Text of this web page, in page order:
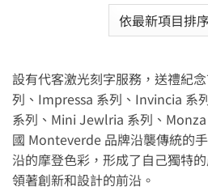
設有代客激光刻字服務，送禮紀
列、Impressa 系列、Invincia 系
系列、Mini Jewlria 系列、
國 Monteverde 品牌沿襲傳統的
沿的摩登色彩，形成了自己獨特
領著創新和設計的前沿。